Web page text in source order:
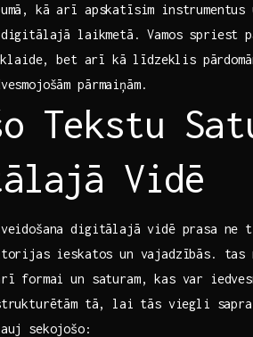
kā‌ arī apskatīsim
laikmetā. Vamos spriest
bet arī kā līdzeklis
pārmaiņām.
‌Tekstu
Vidē
‌veidošana digitālajā vidē‍ prasa
ieskatos un vajadzībās. tas⁢
​formai un‍ saturam, kas var
⁤tā, lai tās viegli
sekojošo: